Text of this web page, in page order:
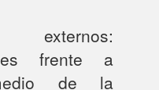
externos:
frente a
de la